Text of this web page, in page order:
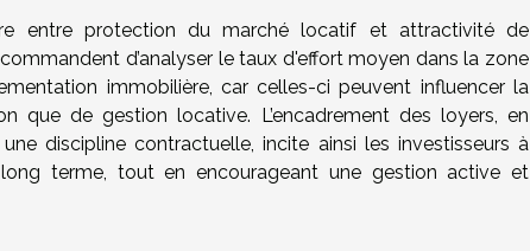
entre protection du marché locatif et attractivité de
d’analyser le taux d'effort moyen dans la zone
immobilière, car celles-ci peuvent influencer la
que de gestion locative. L’encadrement des loyers, en
discipline contractuelle, incite ainsi les investisseurs à
terme, tout en encourageant une gestion active et